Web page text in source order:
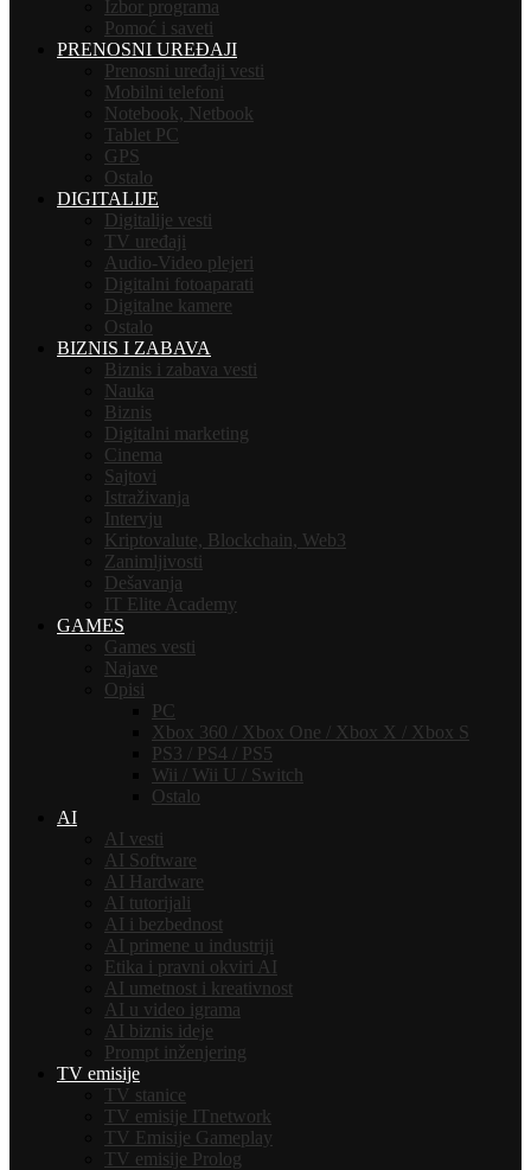
Izbor programa
Pomoć i saveti
PRENOSNI UREĐAJI
Prenosni uređaji vesti
Mobilni telefoni
Notebook, Netbook
Tablet PC
GPS
Ostalo
DIGITALIJE
Digitalije vesti
TV uređaji
Audio-Video plejeri
Digitalni fotoaparati
Digitalne kamere
Ostalo
BIZNIS I ZABAVA
Biznis i zabava vesti
Nauka
Biznis
Digitalni marketing
Cinema
Sajtovi
Istraživanja
Intervju
Kriptovalute, Blockchain, Web3
Zanimljivosti
Dešavanja
IT Elite Academy
GAMES
Games vesti
Najave
Opisi
PC
Xbox 360 / Xbox One / Xbox X / Xbox S
PS3 / PS4 / PS5
Wii / Wii U / Switch
Ostalo
AI
AI vesti
AI Software
AI Hardware
AI tutorijali
AI i bezbednost
AI primene u industriji
Etika i pravni okviri AI
AI umetnost i kreativnost
AI u video igrama
AI biznis ideje
Prompt inženjering
TV emisije
TV stanice
TV emisije ITnetwork
TV Emisije Gameplay
TV emisije Prolog